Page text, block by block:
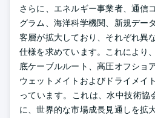
さらに、エネルギー事業者、通信
グラム、海洋科学機関、新規デー
客層が拡大しており、それぞれ異
仕様を求めています。これにより
底ケーブルルート、高圧オフショ
ウェットメイトおよびドライメイ
っています。これは、水中技術協
に、世界的な市場成長見通しを拡